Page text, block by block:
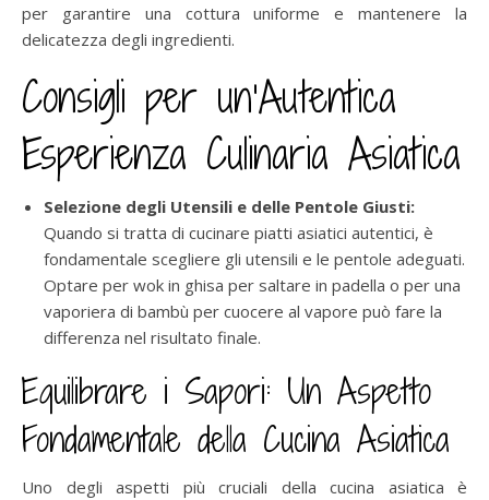
per garantire una cottura uniforme e mantenere la
delicatezza degli ingredienti.
Consigli per un’Autentica
Esperienza Culinaria Asiatica
Selezione degli Utensili e delle Pentole Giusti:
Quando si tratta di cucinare piatti asiatici autentici, è
fondamentale scegliere gli utensili e le pentole adeguati.
Optare per wok in ghisa per saltare in padella o per una
vaporiera di bambù per cuocere al vapore può fare la
differenza nel risultato finale.
Equilibrare i Sapori: Un Aspetto
Fondamentale della Cucina Asiatica
Uno degli aspetti più cruciali della cucina asiatica è